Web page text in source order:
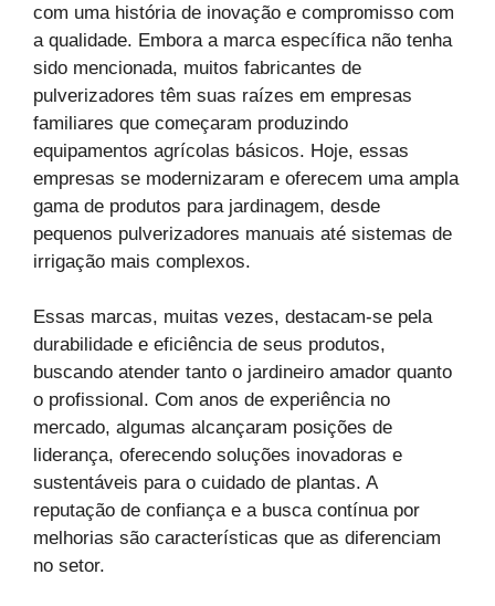
com uma história de inovação e compromisso com
a qualidade. Embora a marca específica não tenha
sido mencionada, muitos fabricantes de
pulverizadores têm suas raízes em empresas
familiares que começaram produzindo
equipamentos agrícolas básicos. Hoje, essas
empresas se modernizaram e oferecem uma ampla
gama de produtos para jardinagem, desde
pequenos pulverizadores manuais até sistemas de
irrigação mais complexos.
Essas marcas, muitas vezes, destacam-se pela
durabilidade e eficiência de seus produtos,
buscando atender tanto o jardineiro amador quanto
o profissional. Com anos de experiência no
mercado, algumas alcançaram posições de
liderança, oferecendo soluções inovadoras e
sustentáveis para o cuidado de plantas. A
reputação de confiança e a busca contínua por
melhorias são características que as diferenciam
no setor.